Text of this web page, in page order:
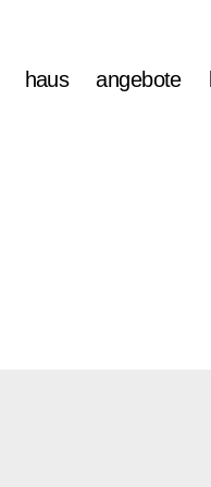
haus angebote